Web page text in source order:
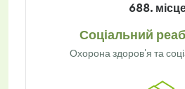
688.
Соціальний
Охорона здоров'я та